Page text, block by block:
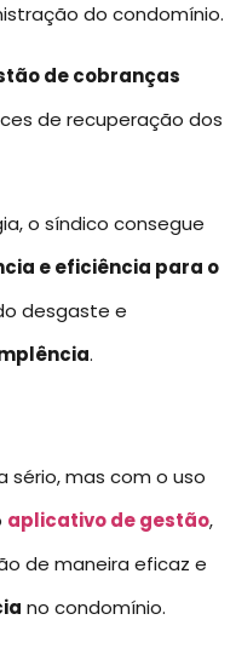
do condomínio.
de cobranças
de recuperação dos
o síndico consegue
e eficiência para o
desgaste e
.
sério, mas com o uso
aplicativo de gestão,
de maneira eficaz e
no condomínio.